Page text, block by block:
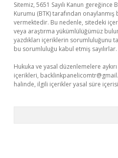
Sitemiz, 5651 Sayılı Kanun
Kurumu (BTK) tarafından onaylanmış
vermektedir. Bu nedenle, sitedeki
veya araştırma yükümlülüğümüz
yazdıkları içeriklerin sorumluluğunu
bu sorumluluğu kabul etmiş sayılırlar.
Hukuka ve yasal düzenlemelere
içerikleri,
halinde, ilgili içerikler yasal süre